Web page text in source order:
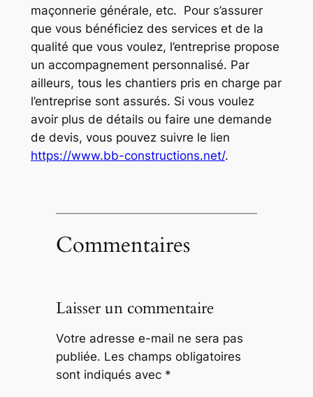
maçonnerie générale, etc. Pour s’assurer
que vous bénéficiez des services et de la
qualité que vous voulez, l’entreprise propose
un accompagnement personnalisé. Par
ailleurs, tous les chantiers pris en charge par
l’entreprise sont assurés. Si vous voulez
avoir plus de détails ou faire une demande
de devis, vous pouvez suivre le lien
https://www.bb-constructions.net/.
Commentaires
Laisser un commentaire
Votre adresse e-mail ne sera pas
publiée. Les champs obligatoires
sont indiqués avec *